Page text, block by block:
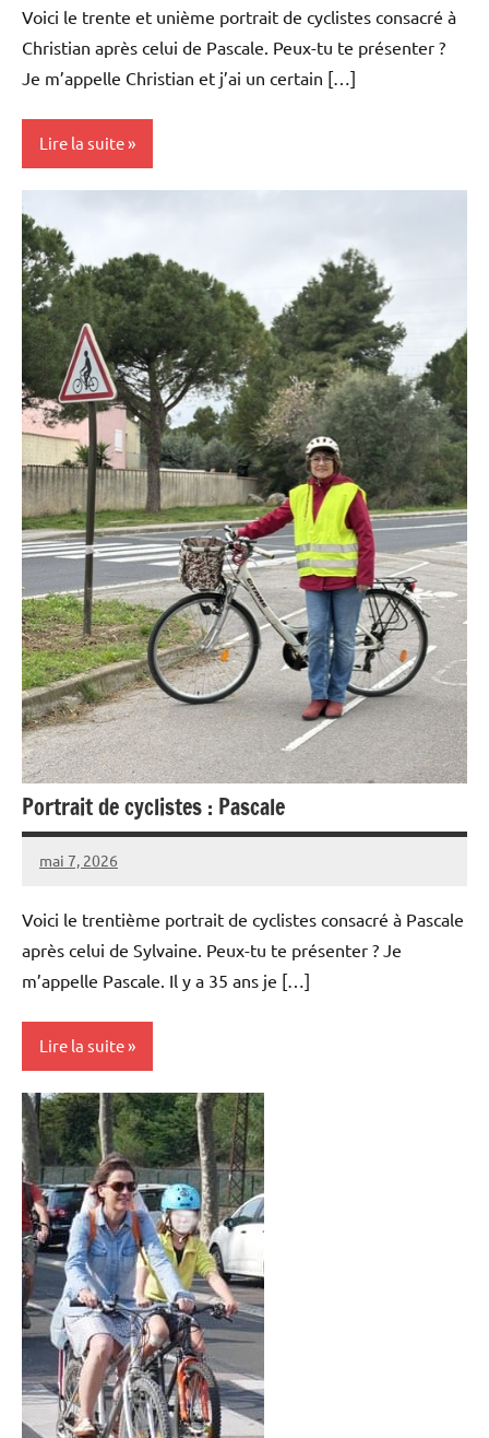
Voici le trente et unième portrait de cyclistes consacré à
Christian après celui de Pascale. Peux-tu te présenter ?
Je m’appelle Christian et j’ai un certain […]
Lire la suite
Portrait de cyclistes : Pascale
mai 7, 2026
Carmen
Aucun
Voici le trentième portrait de cyclistes consacré à Pascale
après celui de Sylvaine. Peux-tu te présenter ? Je
m’appelle Pascale. Il y a 35 ans je […]
Lire la suite
Portraits